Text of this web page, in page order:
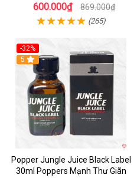
mua ngay
600.000₫ 869.000₫
(265)
-32%
5
Popper Jungle Juice Black Label
30ml Poppers Mạnh Thư Giãn